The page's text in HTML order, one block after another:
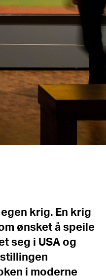
krig. En krig
ønsket å speile
seg i USA og
i moderne